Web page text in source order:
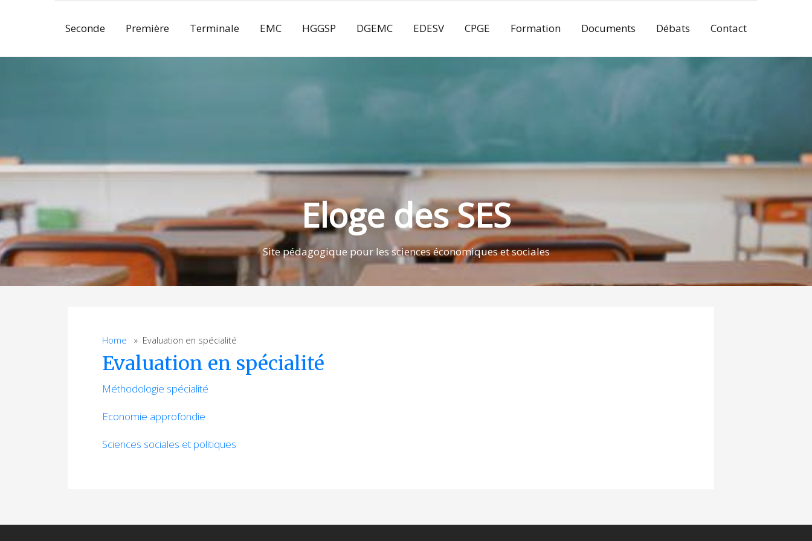
Seconde Première Terminale EMC HGGSP DGEMC EDESV CPGE Formation Documents Débats Contact
Eloge des SES
Site pédagogique pour les sciences économiques et sociales
Home » Evaluation en spécialité
Evaluation en spécialité
Méthodologie spécialité
Economie approfondie
Sciences sociales et politiques